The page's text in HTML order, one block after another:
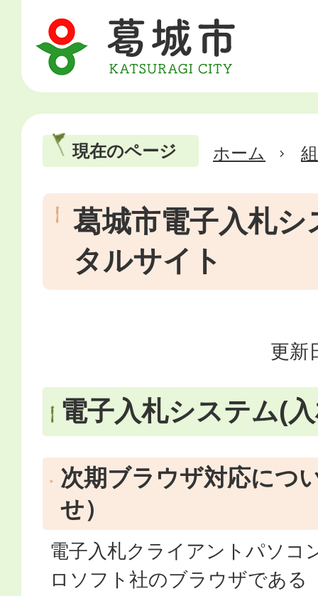
現在のページ ホーム
葛城市電子入札シ
タルサイト
更新
電子入札システム(
次期ブラウザ対応につ
せ）
電子入札クライアントパソコ
ロソフト社のブラウザである